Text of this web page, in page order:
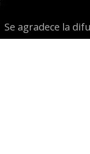
Se agradece la
la fuente